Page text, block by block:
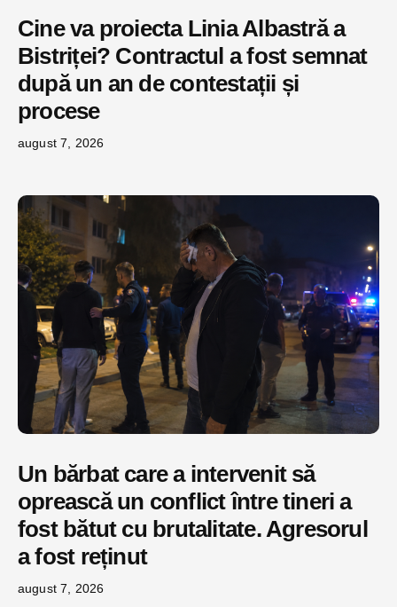
Cine va proiecta Linia Albastră a
Bistriței? Contractul a fost semnat
după un an de contestații și
procese
august 7, 2026
Un bărbat care a intervenit să
oprească un conflict între tineri a
fost bătut cu brutalitate. Agresorul
a fost reținut
august 7, 2026